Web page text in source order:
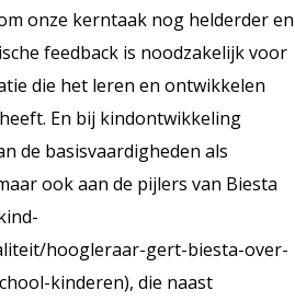
onze kerntaak nog helderder en
feedback is noodzakelijk voor
die het leren en ontwikkelen
En bij kindontwikkeling
de basisvaardigheden als
ook aan de pijlers van Biesta
hoogleraar-gert-biesta-over-
kinderen), die naast